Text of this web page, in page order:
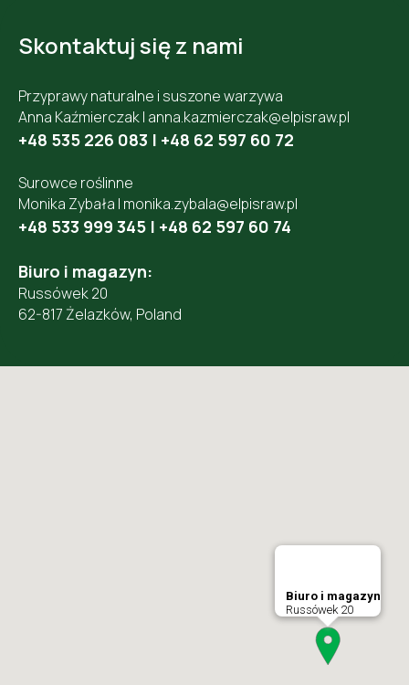
Skontaktuj się z nami
Przyprawy naturalne i suszone warzywa
Anna Kaźmierczak | anna.kazmierczak@elpisraw.pl
+48 535 226 083 | +48 62 597 60 72
Surowce roślinne
Monika Zybała | monika.zybala@elpisraw.pl
+48 533 999 345 | +48 62 597 60 74
Biuro i magazyn:
Russówek 20
62-817 Żelazków, Poland
Biuro i magazyn
Russówek 20